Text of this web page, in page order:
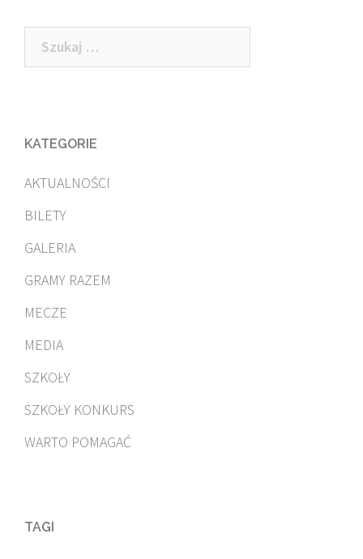
Szukaj:
KATEGORIE
AKTUALNOŚCI
BILETY
GALERIA
GRAMY RAZEM
MECZE
MEDIA
SZKOŁY
SZKOŁY KONKURS
WARTO POMAGAĆ
TAGI